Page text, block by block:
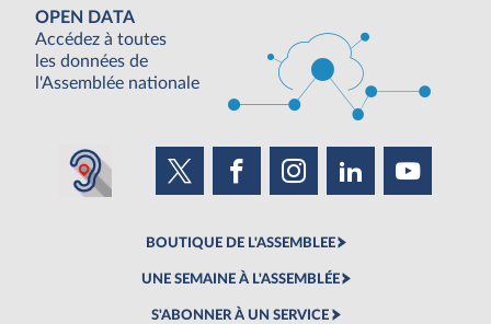
OPEN DATA
Accédez à toutes
les données de
l'Assemblée nationale
BOUTIQUE DE L'ASSEMBLEE
UNE SEMAINE À L'ASSEMBLÉE
S'ABONNER À UN SERVICE